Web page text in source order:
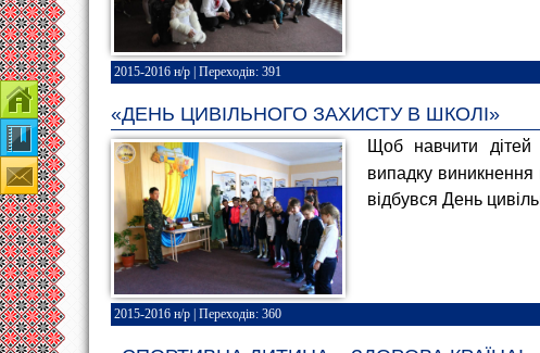
Контакти
Наша гімназія
Зворотній зв'язок
2015-2016 н/р | Переходів: 391
«ДЕНЬ ЦИВІЛЬНОГО ЗАХИСТУ В ШКОЛІ»
Щоб навчити дітей
випадку
відбувся День
2015-2016 н/р | Переходів: 360